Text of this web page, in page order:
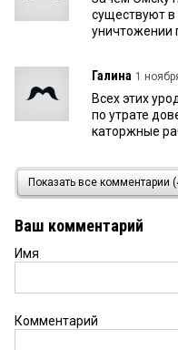
существуют в
уничтожении
Галина 1
Всех этих
по утрате
каторжные
1 ноября
Судя по
меняется,
работы на
давать
проявить
направлению.
Показать все комментарии
Ваш комментарий
Имя
Комментарий